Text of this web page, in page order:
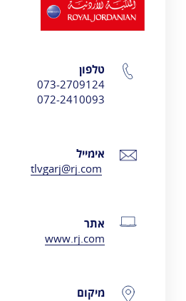
פרטי התקשרות
טלפון
073-2709124
072-2410093
אימייל
tlvgarj@rj.com
אתר
www.rj.com
מיקום